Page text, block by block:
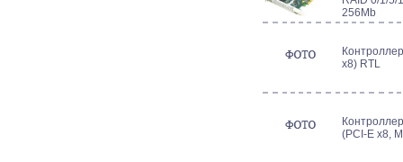
256Mb
x8) RTL
(PCI-E x8,